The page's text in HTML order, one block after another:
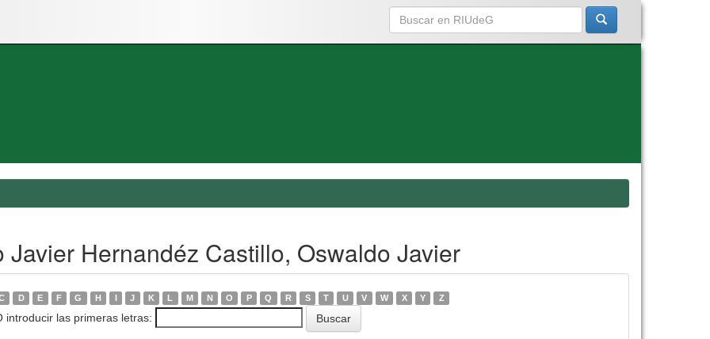
Hernandéz Castillo, Oswaldo Javier
D E F G H I J K L M N O P Q R S T U V W X Y Z
introducir las primeras letras: